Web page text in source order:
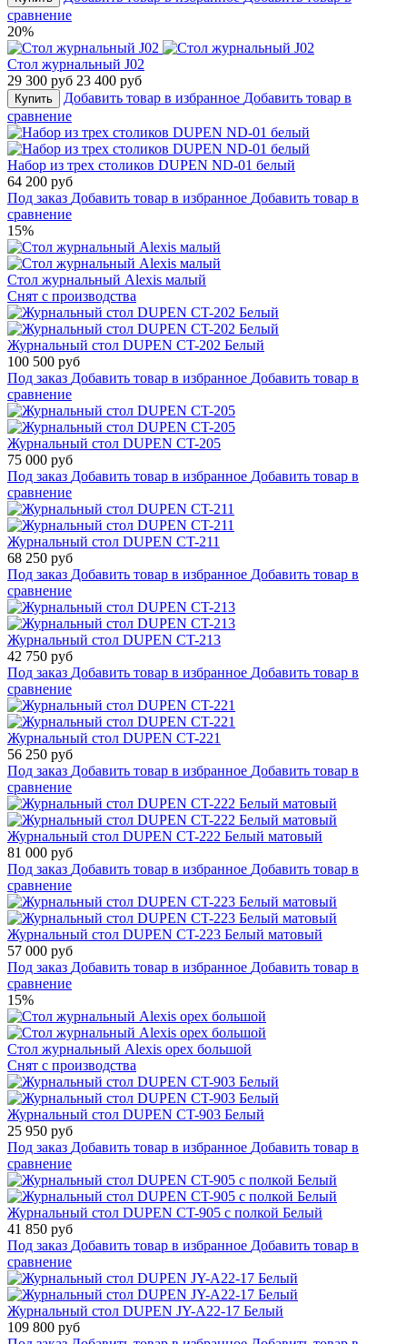
сравнение
20%
Стол журнальный J02
29 300 руб 23 400 руб
Купить Добавить товар в избранное Добавить товар в
сравнение
Набор из трех столиков DUPEN ND-01 белый
64 200 руб
Под заказ Добавить товар в избранное Добавить товар в
сравнение
15%
Стол журнальный Alexis малый
Снят с производства
Журнальный стол DUPEN CT-202 Белый
100 500 руб
Под заказ Добавить товар в избранное Добавить товар в
сравнение
Журнальный стол DUPEN CT-205
75 000 руб
Под заказ Добавить товар в избранное Добавить товар в
сравнение
Журнальный стол DUPEN CT-211
68 250 руб
Под заказ Добавить товар в избранное Добавить товар в
сравнение
Журнальный стол DUPEN CT-213
42 750 руб
Под заказ Добавить товар в избранное Добавить товар в
сравнение
Журнальный стол DUPEN CT-221
56 250 руб
Под заказ Добавить товар в избранное Добавить товар в
сравнение
Журнальный стол DUPEN CT-222 Белый матовый
81 000 руб
Под заказ Добавить товар в избранное Добавить товар в
сравнение
Журнальный стол DUPEN CT-223 Белый матовый
57 000 руб
Под заказ Добавить товар в избранное Добавить товар в
сравнение
15%
Стол журнальный Alexis орех большой
Снят с производства
Журнальный стол DUPEN CT-903 Белый
25 950 руб
Под заказ Добавить товар в избранное Добавить товар в
сравнение
Журнальный стол DUPEN CT-905 с полкой Белый
41 850 руб
Под заказ Добавить товар в избранное Добавить товар в
сравнение
Журнальный стол DUPEN JY-A22-17 Белый
109 800 руб